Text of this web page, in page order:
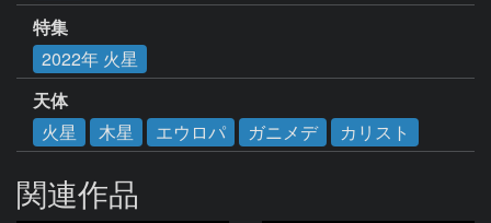
特集
2022年 火星
天体
火星
木星 エウロパ ガニメデ カリスト
関連作品